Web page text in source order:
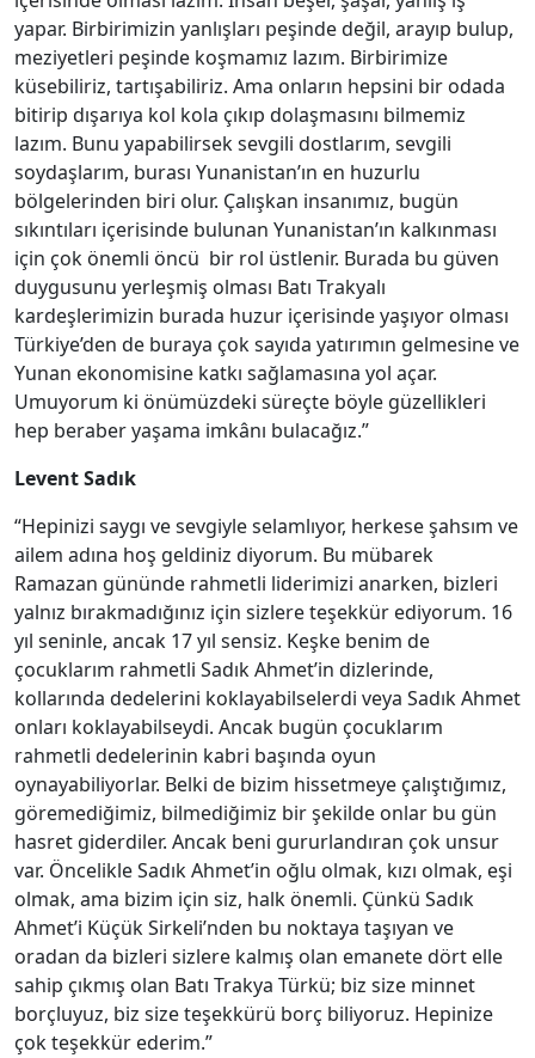
yapar. Birbirimizin yanlışları peşinde değil, arayıp bulup,
meziyetleri peşinde koşmamız lazım. Birbirimize
küsebiliriz, tartışabiliriz. Ama onların hepsini bir odada
bitirip dışarıya kol kola çıkıp dolaşmasını bilmemiz
lazım. Bunu yapabilirsek sevgili dostlarım, sevgili
soydaşlarım, burası Yunanistan’ın en huzurlu
bölgelerinden biri olur. Çalışkan insanımız, bugün
sıkıntıları içerisinde bulunan Yunanistan’ın kalkınması
için çok önemli öncü bir rol üstlenir. Burada bu güven
duygusunu yerleşmiş olması Batı Trakyalı
kardeşlerimizin burada huzur içerisinde yaşıyor olması
Türkiye’den de buraya çok sayıda yatırımın gelmesine ve
Yunan ekonomisine katkı sağlamasına yol açar.
Umuyorum ki önümüzdeki süreçte böyle güzellikleri
hep beraber yaşama imkânı bulacağız.”
Levent Sadık
“Hepinizi saygı ve sevgiyle selamlıyor, herkese şahsım ve
ailem adına hoş geldiniz diyorum. Bu mübarek
Ramazan gününde rahmetli liderimizi anarken, bizleri
yalnız bırakmadığınız için sizlere teşekkür ediyorum. 16
yıl seninle, ancak 17 yıl sensiz. Keşke benim de
çocuklarım rahmetli Sadık Ahmet’in dizlerinde,
kollarında dedelerini koklayabilselerdi veya Sadık Ahmet
onları koklayabilseydi. Ancak bugün çocuklarım
rahmetli dedelerinin kabri başında oyun
oynayabiliyorlar. Belki de bizim hissetmeye çalıştığımız,
göremediğimiz, bilmediğimiz bir şekilde onlar bu gün
hasret giderdiler. Ancak beni gururlandıran çok unsur
var. Öncelikle Sadık Ahmet’in oğlu olmak, kızı olmak, eşi
olmak, ama bizim için siz, halk önemli. Çünkü Sadık
Ahmet’i Küçük Sirkeli’nden bu noktaya taşıyan ve
oradan da bizleri sizlere kalmış olan emanete dört elle
sahip çıkmış olan Batı Trakya Türkü; biz size minnet
borçluyuz, biz size teşekkürü borç biliyoruz. Hepinize
çok teşekkür ederim.”